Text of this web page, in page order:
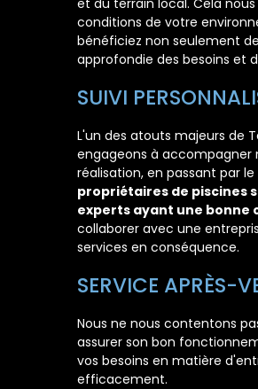
et du terrain local. Cela
conditions de votre
bénéficiez non seulement
approfondie des besoins et
SUIVI
L'un des atouts majeurs de
engageons à accompagner
réalisation, en passant par
propriétaires de piscines
experts ayant une bonne
collaborer avec une
services en conséquence.
SERVICE APRÈS-
Nous ne nous contentons
assurer son bon
vos besoins en matière
efficacement.